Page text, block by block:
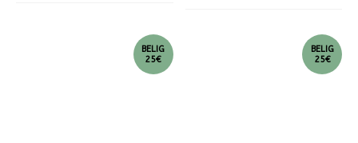
BELIG
25€
BELIG
25€